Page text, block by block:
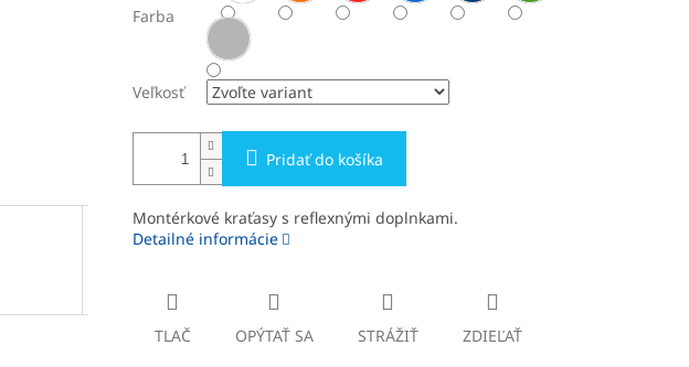
Farba
Veľkosť
Pridať do košíka
Montérkové kraťasy s reflexnými doplnkami.
Detailné informácie
TLAČ OPÝTAŤ SA STRÁŽIŤ ZDIEĽAŤ